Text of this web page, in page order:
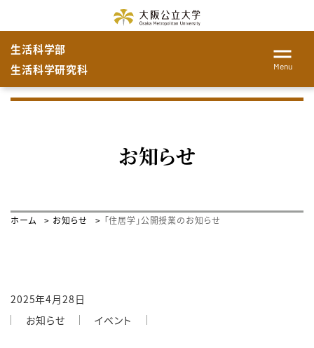
生活科学部
生活科学研究科
Menu
お知らせ
ホーム お知らせ 「住居学」公開授業のお知らせ
2025年4月28日
お知らせ
イベント